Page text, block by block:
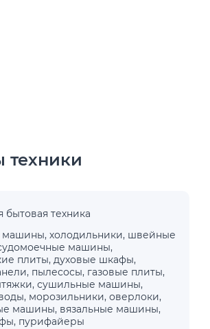
техники
бытовая техника
машины, холодильники, швейные
машины,
плиты, духовые шкафы,
, пылесосы, газовые плиты,
, сушильные машины,
, морозильники, оверлоки,
машины, вязальные машины,
, пурифайеры